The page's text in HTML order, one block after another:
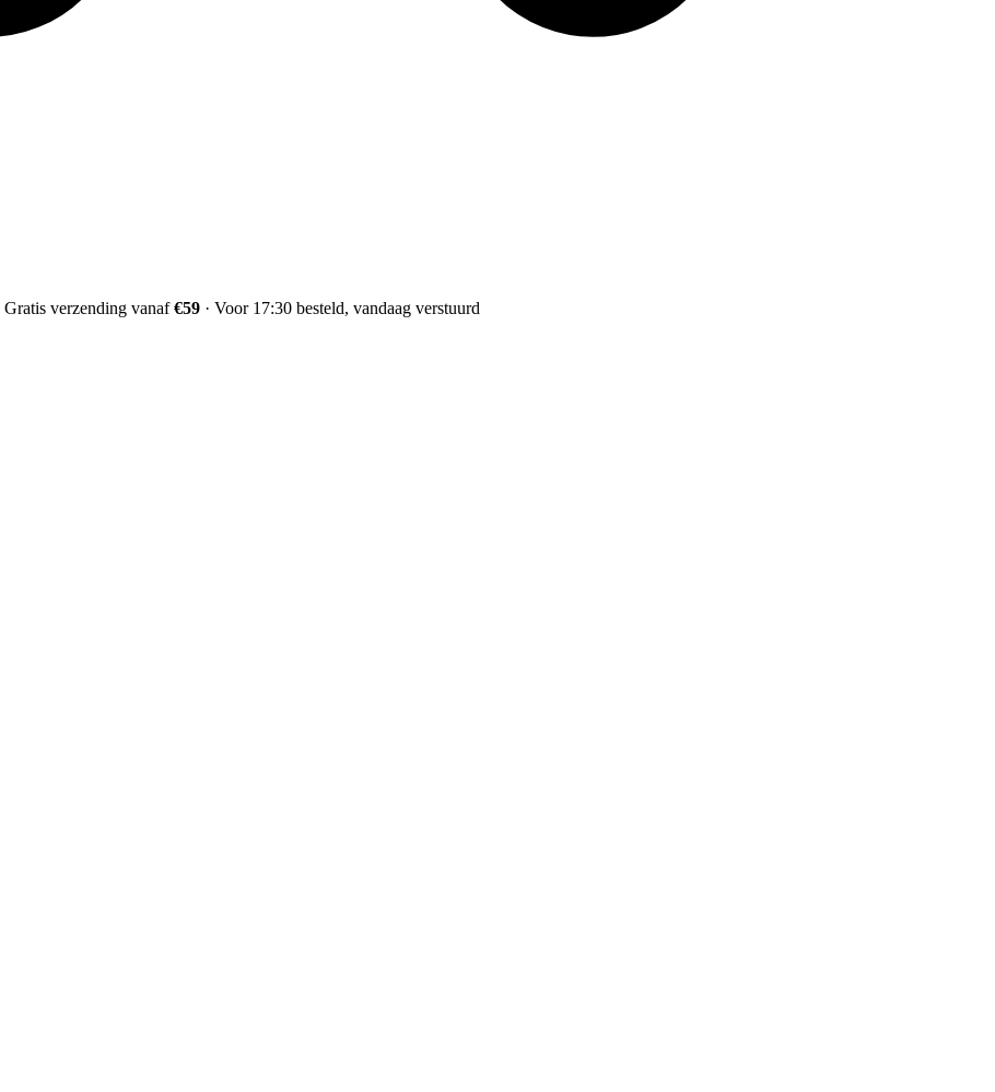
Gratis verzending vanaf€59 · Voor 17:30 besteld, vandaag verstuurd